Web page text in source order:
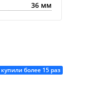
36 мм
купили более 15 раз